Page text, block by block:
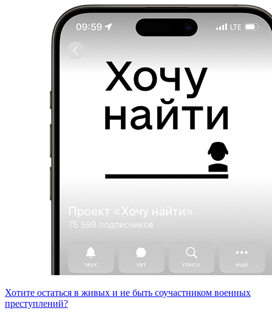
Хотите остаться в живых и не быть соучастником военных
преступлений?